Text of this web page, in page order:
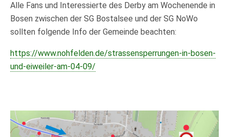
Alle Fans und Interessierte des Derby am Wochenende in
Bosen zwischen der SG Bostalsee und der SG NoWo
sollten folgende Info der Gemeinde beachten:
https://www.nohfelden.de/strassensperrungen-in-bosen-
und-eiweiler-am-04-09/